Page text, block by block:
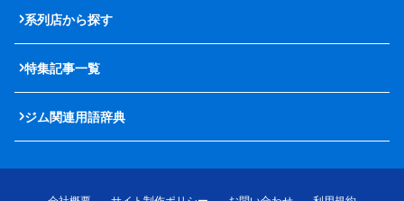
系列店から探す
特集記事一覧
ジム関連用語辞典